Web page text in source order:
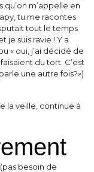
qu’on m’appelle en
tu me racontes
tout le temps
je suis ravie ! Y a
« oui, j’ai décidé de
du tort. C’est
une autre fois?»)
la veille, continue à
besoin de